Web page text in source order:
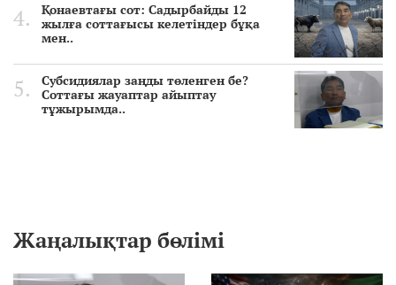
Қонаевтағы сот: Садырбайды 12
жылға соттағысы келетіндер бұқа
мен..
Субсидиялар заңды төленген бе?
Соттағы жауаптар айыптау
тұжырымда..
Жаңалықтар бөлімі